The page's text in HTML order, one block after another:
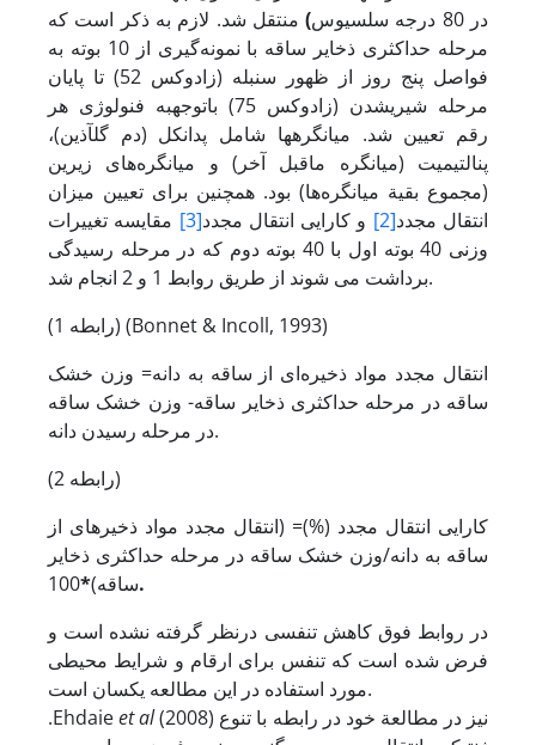
در 80 درجه سلسیوس
)منتقل شد. لازم به ذکر است که
مرحله حداکثری ذخایر ساقه با نمونه‌گیری از 10 بوته به
فواصل پنج روز از ظهور سنبله (زادوکس 52) تا پایان
مرحله شیریشدن (زادوکس 75) با توجهبه فنولوژی هر
رقم تعیین شد. میانگرهها شامل پدانکل (دم‌ گلآذین)،
پنالتیمیت (میانگره ماقبل آخر) و میانگره‌های زیرین
(مجموع بقیة میانگره‌ها) بود. همچنین برای تعیین میزان
انتقال مجدد[2] و کارایی انتقال مجدد[3]
مقایسه تغییرات
وزنی 40 بوته اول با 40 بوته دوم که در مرحله رسیدگی
برداشت می شوند از طریق روابط 1 و 2 انجام شد.
(رابطه 1) (Bonnet & Incoll, 1993)
انتقال مجدد مواد ذخیره‌ای از ساقه به دانه= وزن خشک
ساقه در مرحله حداکثری ذخایر ساقه- وزن خشک ساقه
در مرحله رسیدن
دانه.
(رابطه 2)
کارایی انتقال مجدد (%)= (انتقال مجدد مواد ذخیرهای از
ساقه به دانه/وزن خشک ساقه در مرحله حداکثری ذخایر
ساقه)*
100
.
در روابط فوق کاهش تنفسی درنظر گرفته نشده است و
فرض شده است که تنفس برای ارقام و شرایط محیطی
مورد استفاده در این مطالعه یکسان است.
.Ehdaieet al(2008) نیز در مطالعة خود در رابطه با تنوع